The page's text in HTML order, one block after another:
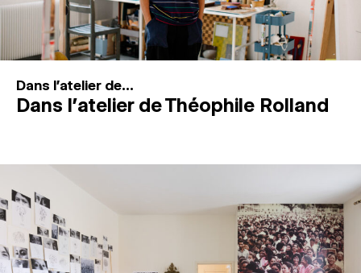
Connexion
Dans l'atelier de...
Dans l’atelier de Théophile Rolland